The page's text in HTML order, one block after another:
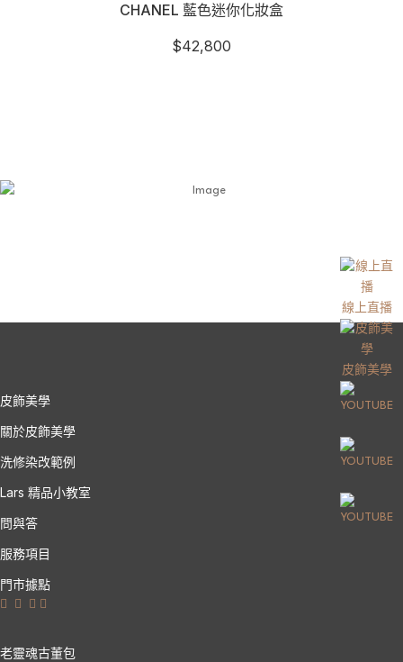
CHANEL 藍色迷你化妝盒
$42,800
皮飾美學
關於皮飾美學
洗修染改範例
Lars 精品小教室
問與答
服務項目
門市據點
老靈魂古董包
線上直播
皮飾美學